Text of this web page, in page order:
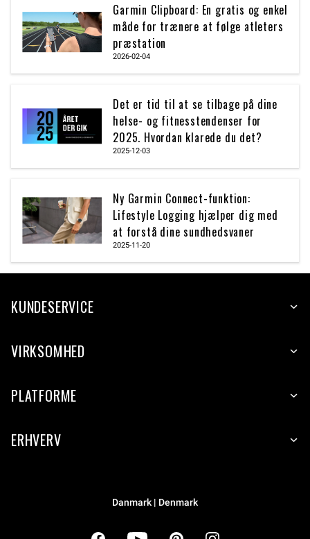
Garmin Clipboard: En gratis og enkel
måde for trænere at følge atleters
præstation
2026-02-04
Det er tid til at se tilbage på dine
helse- og fitnesstendenser for
2025. Hvordan klarede du det?
2025-12-03
Ny Garmin Connect-funktion:
Lifestyle Logging hjælper dig med
at forstå dine sundhedsvaner
2025-11-20
KUNDESERVICE
VIRKSOMHED
PLATFORME
ERHVERV
Danmark | Denmark